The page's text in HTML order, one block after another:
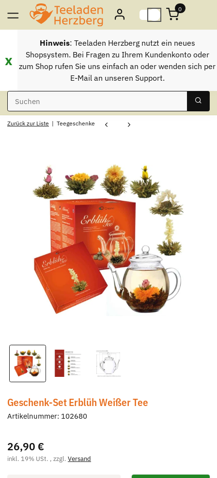
0
x
Hinweis: Teeladen Herzberg nutzt ein neues
Shopsystem. Bei Fragen zu Ihrem Kundenkonto oder
zum Shop rufen Sie uns einfach an oder wenden sich per
E-Mail an unseren Support.
Zurück zur Liste Teegeschenke
Geschenk-Set Erblüh Weißer Tee
Artikelnummer: 102680
26,90 €
inkl. 19% USt. , zzgl. Versand